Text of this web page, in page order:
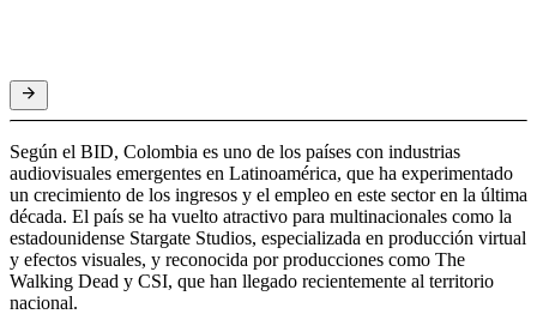
Según el BID, Colombia es uno de los países con industrias
audiovisuales emergentes en Latinoamérica, que ha experimentado
un crecimiento de los ingresos y el empleo en este sector en la última
década. El país se ha vuelto atractivo para multinacionales como la
estadounidense Stargate Studios, especializada en producción virtual
y efectos visuales, y reconocida por producciones como The
Walking Dead y CSI, que han llegado recientemente al territorio
nacional.